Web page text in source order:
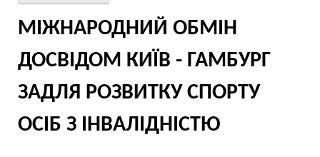
МІЖНАРОДНИЙ ОБМІН
ДОСВІДОМ КИЇВ - ГАМБУРГ
ЗАДЛЯ РОЗВИТКУ СПОРТУ
ОСІБ З ІНВАЛІДНІСТЮ